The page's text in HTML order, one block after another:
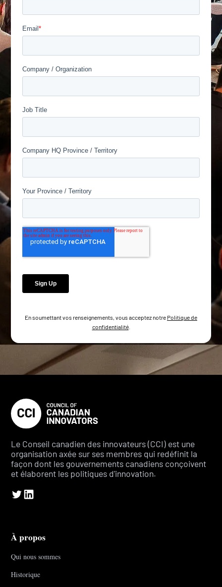
En soumettant vos renseignements, vous acceptez notre Politique de
confidentialité.
Le Conseil canadien des innovateurs (CCI) est une
organisation axée sur ses membres qui redéfinit la
façon dont les gouvernements canadiens conçoivent
et élaborent les politiques d'innovation.
À propos
Qui nous sommes
Historique